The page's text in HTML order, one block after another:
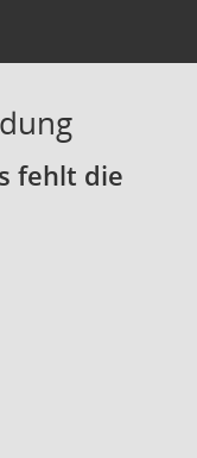
fehlt die